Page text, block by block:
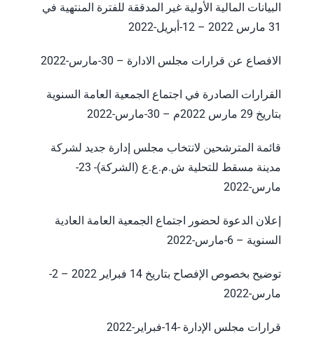
البيانات المالية الأولية غير المدققة للفترة المنتهية في
31 مارس 2022 – 12-أبريل-2022
الافصاع عن قرارات مجلس الادارة – 30-مارس-2022
القرارات الصادرة في اجتماع الجمعية العامة السنوية
بتاريخ 29 مارس 2022م – 30-مارس-2022
قائمة المترشحين لانتخاب مجلس إدارة جديد لشركة
مدينة مسقط للتحلية ش.م.ع.ع (الشركة)- 23-
مارس-2022
إعلان الدعوة لحضور اجتماع الجمعية العامة العادية
السنوية – 6-مارس-2022
توضيح بخصوص الإفصاح بتاريخ 14 فبراير 2022 – 2-
مارس-2022
قرارات مجلس الإدارة -14-فبراير-2022